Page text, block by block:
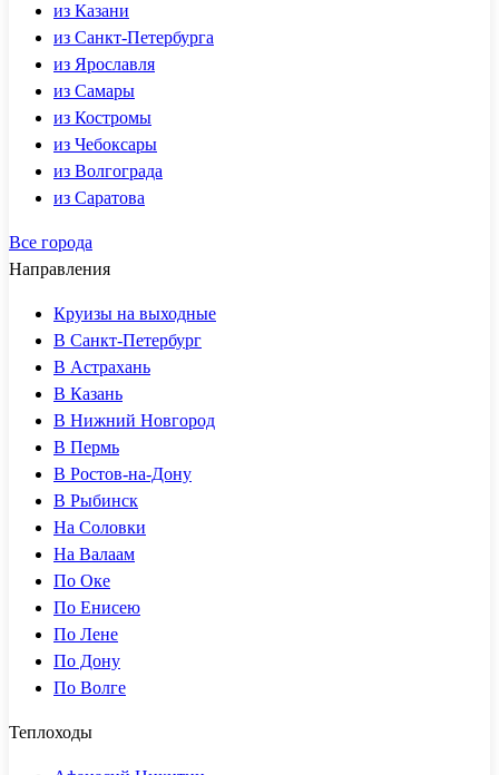
из Казани
из Санкт-Петербурга
из Ярославля
из Самары
из Костромы
из Чебоксары
из Волгограда
из Саратова
Все города
Направления
Круизы на выходные
В Санкт-Петербург
В Астрахань
В Казань
В Нижний Новгород
В Пермь
В Ростов-на-Дону
В Рыбинск
На Соловки
На Валаам
По Оке
По Енисею
По Лене
По Дону
По Волге
Теплоходы